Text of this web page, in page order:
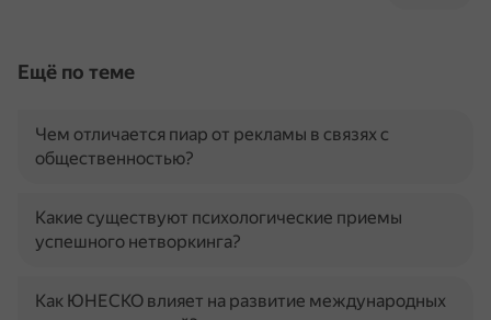
Ещё по теме
Чем отличается пиар от рекламы в связях с
общественностью?
Какие существуют психологические приемы
успешного нетворкинга?
Как ЮНЕСКО влияет на развитие международных